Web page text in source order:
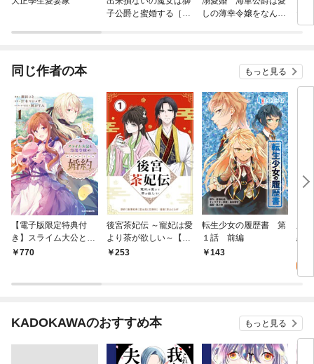
子公爵と蜜婚する［ば
しの薄幸令嬢をなんと
たい
同じ作者の本 もっと見る
【電子版限定特典付
き】スライム大公と没
落令嬢のあんがい幸せ
770
後宮茶妃伝 ～寵妃は愛
より茶が欲しい～【単
話】（１）
253
転生少女の履歴書 第
１話 前編
143
恋
話
KADOKAWAのおすすめ本 もっと見る